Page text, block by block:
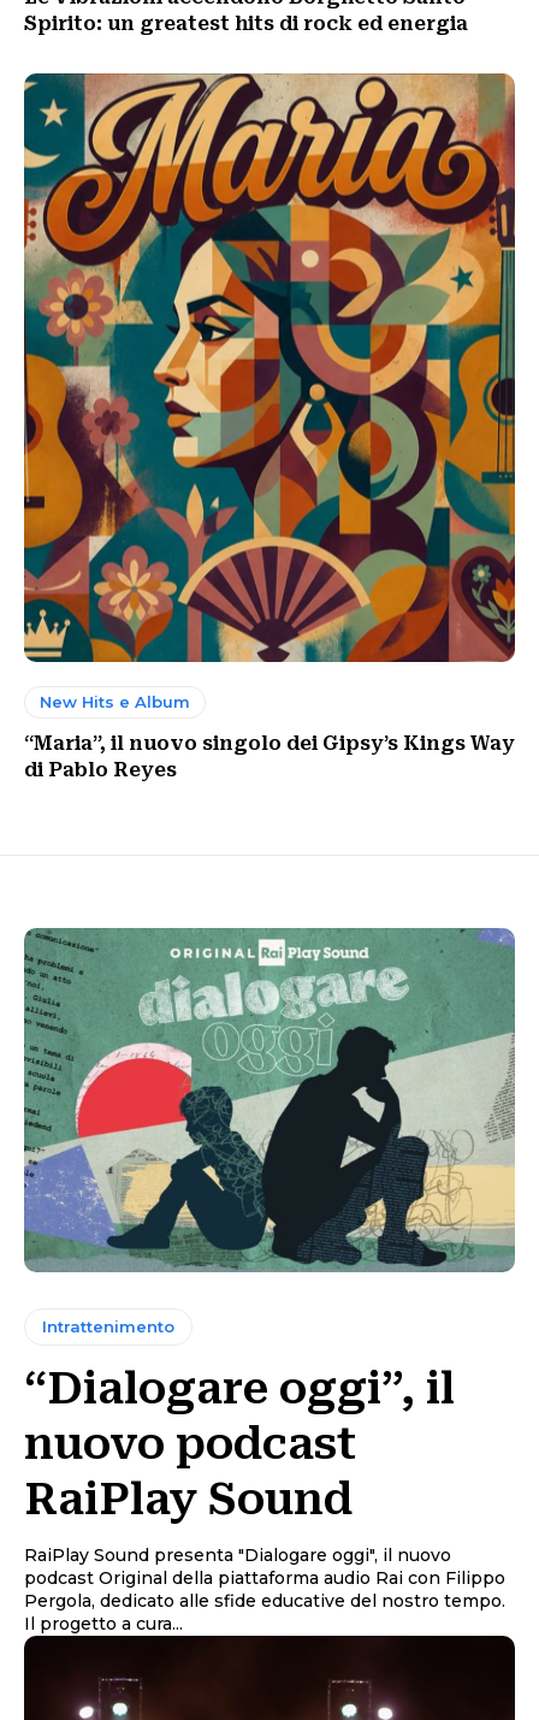
Spirito: un greatest hits di rock ed energia
New Hits e Album
“Maria”, il nuovo singolo dei Gipsy’s Kings Way
di Pablo Reyes
Intrattenimento
“Dialogare oggi”, il
nuovo podcast
RaiPlay Sound
RaiPlay Sound presenta "Dialogare oggi", il nuovo
podcast Original della piattaforma audio Rai con Filippo
Pergola, dedicato alle sfide educative del nostro tempo.
Il progetto a cura...